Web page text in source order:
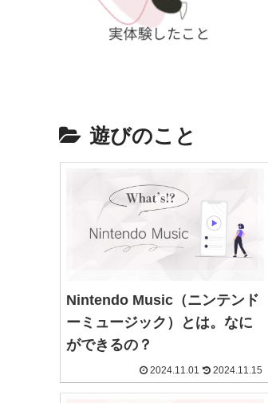
遊びのこと
Nintendo Music（ニンテンド
ーミュージック）とは。なに
ができるの？
2024.11.01 2024.11.15